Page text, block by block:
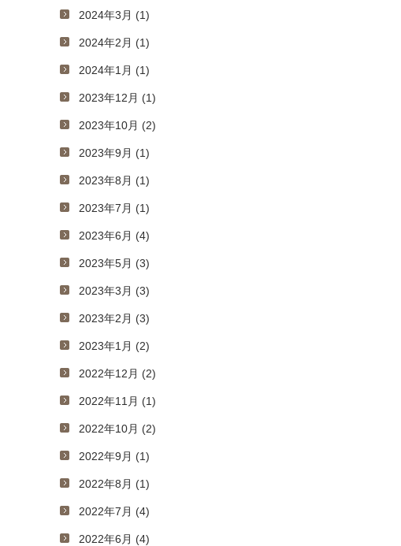
2024年3月 (1)
2024年2月 (1)
2024年1月 (1)
2023年12月 (1)
2023年10月 (2)
2023年9月 (1)
2023年8月 (1)
2023年7月 (1)
2023年6月 (4)
2023年5月 (3)
2023年3月 (3)
2023年2月 (3)
2023年1月 (2)
2022年12月 (2)
2022年11月 (1)
2022年10月 (2)
2022年9月 (1)
2022年8月 (1)
2022年7月 (4)
2022年6月 (4)